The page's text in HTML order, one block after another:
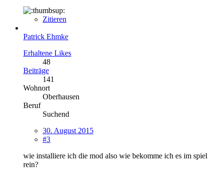
Zitieren
Patrick Ehmke
Erhaltene Likes
48
Beiträge
141
Wohnort
Oberhausen
Beruf
Suchend
30. August 2015
#3
wie installiere ich die mod also wie bekomme ich es im spiel
rein?